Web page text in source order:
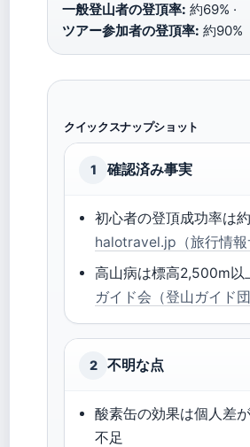
一般登山者の登頂率: 約69% ·
ツアー参加者の登頂率: 約90%
クイックスナップショット
1 確認済み事実
初心者の登頂成功率は
halotravel.jp（旅行情報
高山病は標高2,500m以
ガイド会（登山ガイド団
2 不明な点
酸素缶の効果は個人差
不足